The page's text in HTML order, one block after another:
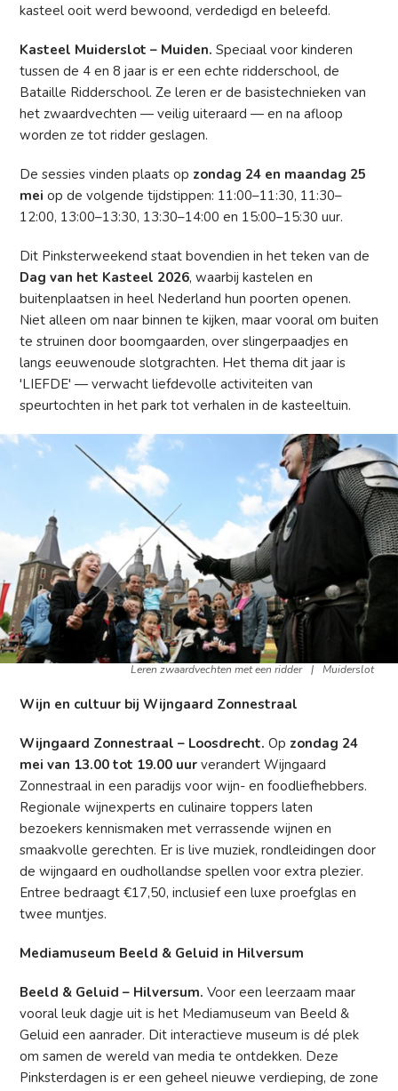
kasteel ooit werd bewoond, verdedigd en beleefd.
Kasteel Muiderslot – Muiden. Speciaal voor kinderen
tussen de 4 en 8 jaar is er een echte ridderschool, de
Bataille Ridderschool. Ze leren er de basistechnieken van
het zwaardvechten — veilig uiteraard — en na afloop
worden ze tot ridder geslagen.
De sessies vinden plaats op zondag 24 en maandag 25
mei op de volgende tijdstippen: 11:00–11:30, 11:30–
12:00, 13:00–13:30, 13:30–14:00 en 15:00–15:30 uur.
Dit Pinksterweekend staat bovendien in het teken van de
Dag van het Kasteel 2026, waarbij kastelen en
buitenplaatsen in heel Nederland hun poorten openen.
Niet alleen om naar binnen te kijken, maar vooral om buiten
te struinen door boomgaarden, over slingerpaadjes en
langs eeuwenoude slotgrachten. Het thema dit jaar is
'LIEFDE' — verwacht liefdevolle activiteiten van
speurtochten in het park tot verhalen in de kasteeltuin.
Leren zwaardvechten met een ridder | Muiderslot
Wijn en cultuur bij Wijngaard Zonnestraal
Wijngaard Zonnestraal – Loosdrecht. Op zondag 24
mei van 13.00 tot 19.00 uur verandert Wijngaard
Zonnestraal in een paradijs voor wijn- en foodliefhebbers.
Regionale wijnexperts en culinaire toppers laten
bezoekers kennismaken met verrassende wijnen en
smaakvolle gerechten. Er is live muziek, rondleidingen door
de wijngaard en oudhollandse spellen voor extra plezier.
Entree bedraagt €17,50, inclusief een luxe proefglas en
twee muntjes.
Mediamuseum Beeld & Geluid in Hilversum
Beeld & Geluid – Hilversum. Voor een leerzaam maar
vooral leuk dagje uit is het Mediamuseum van Beeld &
Geluid een aanrader. Dit interactieve museum is dé plek
om samen de wereld van media te ontdekken. Deze
Pinksterdagen is er een geheel nieuwe verdieping, de zone